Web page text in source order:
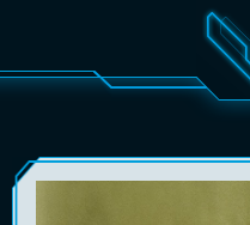
FILMID